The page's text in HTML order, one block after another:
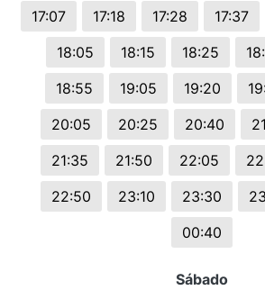
17:07
17:18 17:28 17:37
18:05
18:15 18:25
18:55
19:05 19:20
20:05
20:25 20:40
21:35
21:50 22:05
22:50
23:10 23:30
00:40
Sábado